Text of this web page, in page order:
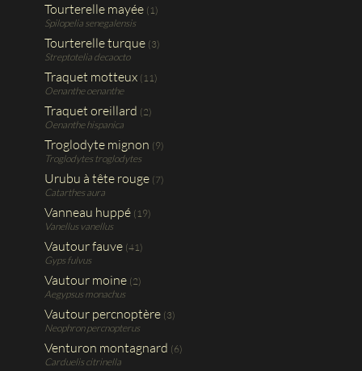
Tourterelle mayée (1)
Spilopelia senegalensis
Tourterelle turque (3)
Streptotelia decaocto
Traquet motteux (11)
Oenanthe oenanthe
Traquet oreillard (2)
Oenanthe hispanica
Troglodyte mignon (9)
Troglodytes troglodytes
Urubu à tête rouge (7)
Catarthes aura
Vanneau huppé (19)
Vanellus vanellus
Vautour fauve (41)
Gyps fulvus
Vautour moine (2)
Aegypsus monachus
Vautour percnoptère (3)
Neophron percnopterus
Venturon montagnard (6)
Carduelis citrinella